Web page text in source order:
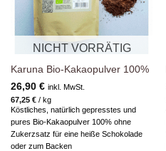
NICHT VORRÄTIG
Karuna Bio-Kakaopulver 100%
26,90 € inkl. MwSt.
67,25 €/ kg
Köstliches, natürlich gepresstes und
pures Bio-Kakaopulver 100% ohne
Zukerzsatz für eine heiße Schokolade
oder zum Backen